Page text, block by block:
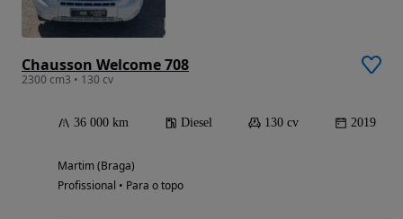
Chausson Welcome 708
2300 cm3 • 130 cv
36 000 km Diesel 130 cv 2019
Martim (Braga)
Profissional • Para o topo